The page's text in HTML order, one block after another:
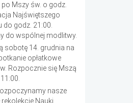
Mszy św. o godz.
Najświętszego
do godz. 21:00.
do wspólnej modlitwy.
sobotę 14. grudnia na
opłatkowe
Rozpocznie się Mszą
nasze